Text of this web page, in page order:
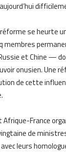
réforme se heurte
membres
et Chine —
onusien. Une
de cette
Afrique-France
de
leurs